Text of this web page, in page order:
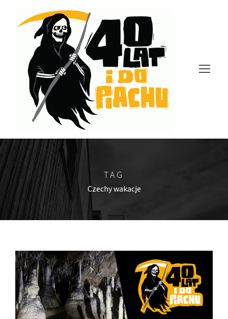
TAG
Czechy wakacje